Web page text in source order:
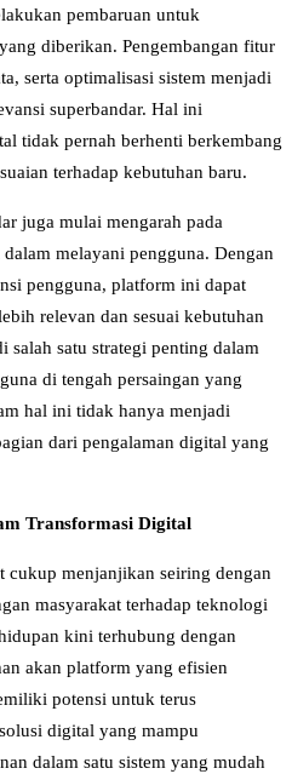
pembaruan untuk
diberikan. Pengembangan fitur
serta optimalisasi sistem menjadi
superbandar. Hal ini
tidak pernah berhenti berkembang
terhadap kebutuhan baru.
juga mulai mengarah pada
melayani pengguna. Dengan
pengguna, platform ini dapat
relevan dan sesuai kebutuhan
satu strategi penting dalam
di tengah persaingan yang
hal ini tidak hanya menjadi
dari pengalaman digital yang
Transformasi Digital
cukup menjanjikan seiring dengan
masyarakat terhadap teknologi
kini terhubung dengan
akan platform yang efisien
potensi untuk terus
digital yang mampu
dalam satu sistem yang mudah